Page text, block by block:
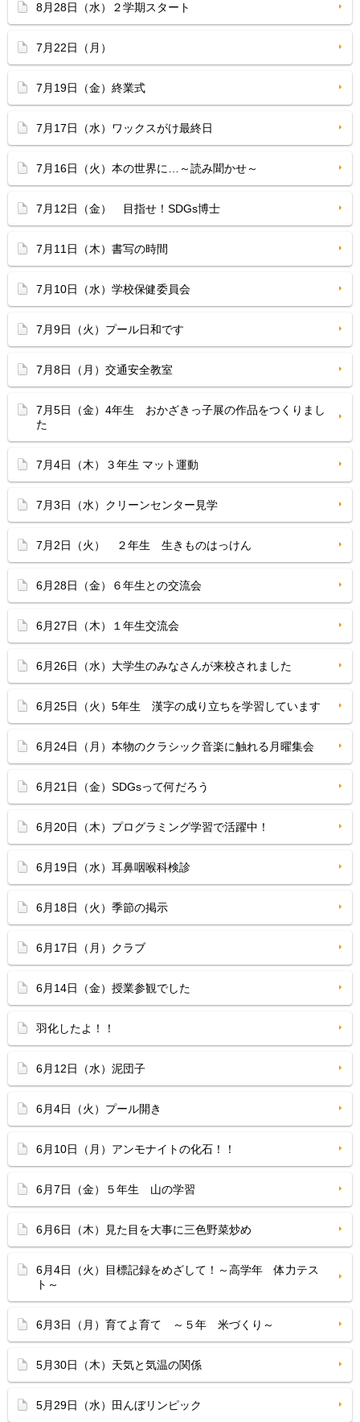
8月28日（水）２学期スタート
7月22日（月）
7月19日（金）終業式
7月17日（水）ワックスがけ最終日
7月16日（火）本の世界に…～読み聞かせ～
7月12日（金） 目指せ！SDGs博士
7月11日（木）書写の時間
7月10日（水）学校保健委員会
7月9日（火）プール日和です
7月8日（月）交通安全教室
7月5日（金）4年生 おかざきっ子展の作品をつくりまし
た
7月4日（木）３年生 マット運動
7月3日（水）クリーンセンター見学
7月2日（火） ２年生 生きものはっけん
6月28日（金）６年生との交流会
6月27日（木）１年生交流会
6月26日（水）大学生のみなさんが来校されました
6月25日（火）5年生 漢字の成り立ちを学習しています
6月24日（月）本物のクラシック音楽に触れる月曜集会
6月21日（金）SDGsって何だろう
6月20日（木）プログラミング学習で活躍中！
6月19日（水）耳鼻咽喉科検診
6月18日（火）季節の掲示
6月17日（月）クラブ
6月14日（金）授業参観でした
羽化したよ！！
6月12日（水）泥団子
6月4日（火）プール開き
6月10日（月）アンモナイトの化石！！
6月7日（金）５年生 山の学習
6月6日（木）見た目を大事に三色野菜炒め
6月4日（火）目標記録をめざして！～高学年 体力テス
ト～
6月3日（月）育てよ育て ～５年 米づくり～
5月30日（木）天気と気温の関係
5月29日（水）田んぼリンピック